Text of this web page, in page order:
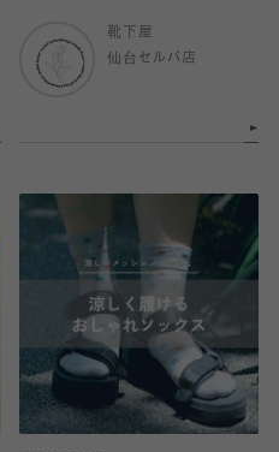
靴下屋
仙台セルバ店